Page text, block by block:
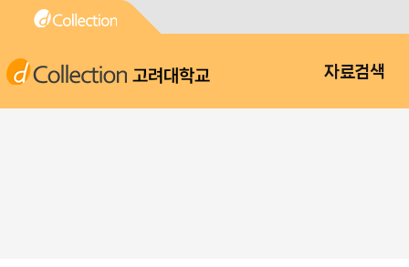
고려대학교 자료검색